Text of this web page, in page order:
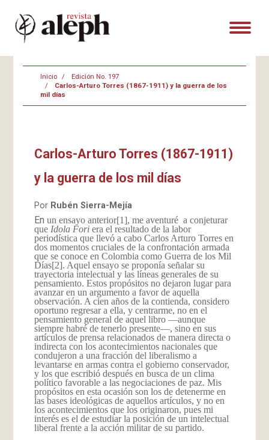
Inicio
Edición No. 197
Carlos-Arturo Torres (1867-1911) y la guerra de los
mil días
Carlos-Arturo Torres (1867-1911)
y la guerra de los mil días
Por Rubén Sierra-Mejía
En un ensayo anterior[1], me aventuré a conjeturar
que Idola Foriera el resultado de la labor
periodística que llevó a cabo Carlos Arturo Torres en
dos momentos cruciales de la confrontación armada
que se conoce en Colombia como Guerra de los Mil
Días[2]. Aquel ensayo se proponía señalar su
trayectoria intelectual y las líneas generales de su
pensamiento. Estos propósitos no dejaron lugar para
avanzar en un argumento a favor de aquella
observación. A cien años de la contienda, considero
oportuno regresar a ella, y centrarme, no en el
pensamiento general de aquel libro —aunque
siempre habré de tenerlo presente—, sino en sus
artículos de prensa relacionados de manera directa o
indirecta con los acontecimientos nacionales que
condujeron a una fracción del liberalismo a
levantarse en armas contra el gobierno conservador,
y los que escribió después en busca de un clima
político favorable a las negociaciones de paz. Mis
propósitos en esta ocasión son los de detenerme en
las bases ideológicas de aquellos artículos, y no en
los acontecimientos que los originaron, pues mi
interés es el de estudiar la posición de un intelectual
liberal frente a la acción militar de su partido.